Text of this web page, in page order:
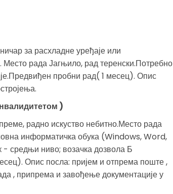
за расхладне уређаје или
рада Јагњило, рад теренски.Потребно
пробни рад( 1 месец). Опис
)
радно искуство небитно.Место рада
информатичка обука (Windows, Word,
средњи ниво; возачка дозвола Б
Опис посла: пријем и отпрема поште ,
, припрема и завођење документације у